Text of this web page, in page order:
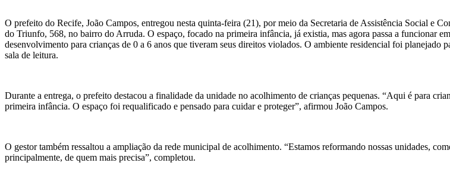
O prefeito do Recife, João Campos, entregou nesta quinta-feira (21), por meio da Secretaria de Assistência Social e
do Triunfo, 568, no bairro do Arruda. O espaço, focado na primeira infância, já existia, mas agora passa a funcionar
desenvolvimento para crianças de 0 a 6 anos que tiveram seus direitos violados. O ambiente residencial foi
sala de leitura.
Durante a entrega, o prefeito destacou a finalidade da unidade no acolhimento de crianças pequenas. “Aqui é para
primeira infância. O espaço foi requalificado e pensado para cuidar e proteger”, afirmou João Campos.
O gestor também ressaltou a ampliação da rede municipal de acolhimento. “Estamos reformando nossas unidades,
principalmente, de quem mais precisa”, completou.